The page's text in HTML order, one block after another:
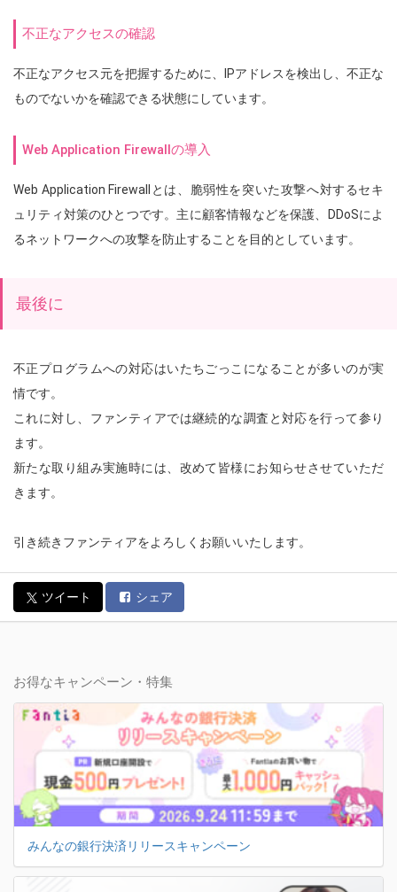
不正なアクセスの確認
不正なアクセス元を把握するために、IPアドレスを検出し、不正な
ものでないかを確認できる状態にしています。
Web Application Firewallの導入
Web Application Firewallとは、脆弱性を突いた攻撃へ対するセキ
ュリティ対策のひとつです。主に顧客情報などを保護、DDoSによ
るネットワークへの攻撃を防止することを目的としています。
最後に
不正プログラムへの対応はいたちごっこになることが多いのが実
情です。
これに対し、ファンティアでは継続的な調査と対応を行って参り
ます。
新たな取り組み実施時には、改めて皆様にお知らせさせていただ
きます。
引き続きファンティアをよろしくお願いいたします。
ツイート シェア
お得なキャンペーン・特集
みんなの銀行決済リリースキャンペーン